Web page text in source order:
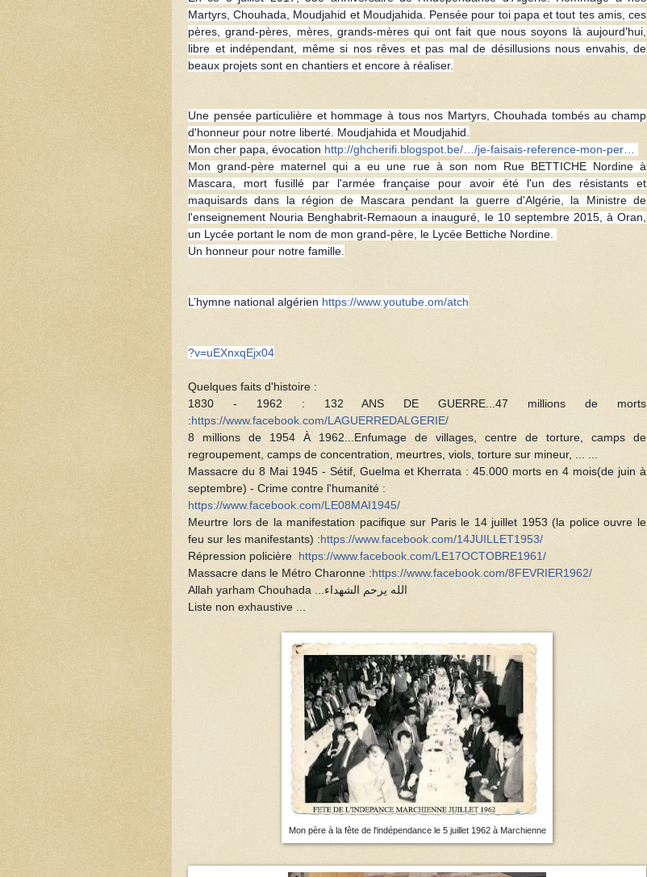
Martyrs, Chouhada, Moudjahid et Moudjahida. Pensée pour toi papa et tout tes amis, ces
pères, grand-pères, mères, grands-mères qui ont fait que nous soyons là aujourd'hui,
libre et indépendant, même si nos rêves et pas mal de désillusions nous envahis, de
beaux projets sont en chantiers et encore à réaliser.
Une pensée particulière et hommage à tous nos Martyrs, Chouhada tombés au champ
d'honneur pour notre liberté. Moudjahida et Moudjahid.
Mon cher papa, évocation http://ghcherifi.blogspot.be/…/je-faisais-reference-mon-per…
Mon grand-père maternel qui a eu une rue à son nom Rue BETTICHE Nordine à
Mascara, mort fusillé par l'armée française pour avoir été l'un des résistants et
maquisards dans la région de Mascara pendant la guerre d'Algérie, la Ministre de
l'enseignement Nouria Benghabrit-Remaoun a inauguré, le 10 septembre 2015, à Oran,
un Lycée portant le nom de mon grand-père, le Lycée Bettiche Nordine.
Un honneur pour notre famille.
L’hymne national algérien https://www.youtube. om/atch
?v=uEXnxqEjx04
Quelques faits d'histoire :
1830 - 1962 : 132 ANS DE GUERRE...47 millions de morts
:https://www.facebook.com/LAGUERREDALGERIE/
8 millions de 1954 À 1962...Enfumage de villages, centre de torture, camps de
regroupement, camps de concentration, meurtres, viols, torture sur mineur, ... ...
Massacre du 8 Mai 1945 - Sétif, Guelma et Kherrata : 45.000 morts en 4 mois(de juin à
septembre) - Crime contre l'humanité :
https://www.facebook.com/LE08MAI1945/
Meurtre lors de la manifestation pacifique sur Paris le 14 juillet 1953 (la police ouvre le
feu sur les manifestants) :https://www.facebook.com/14JUILLET1953/
Répression policière https://www.facebook.com/LE17OCTOBRE1961/
Massacre dans le Métro Charonne :https://www.facebook.com/8FEVRIER1962/
Allah yarham Chouhada ...الله يرحم الشهداء
Liste non exhaustive ...
Mon père à la fête de l'indépendance le 5 juillet 1962 à Marchienne